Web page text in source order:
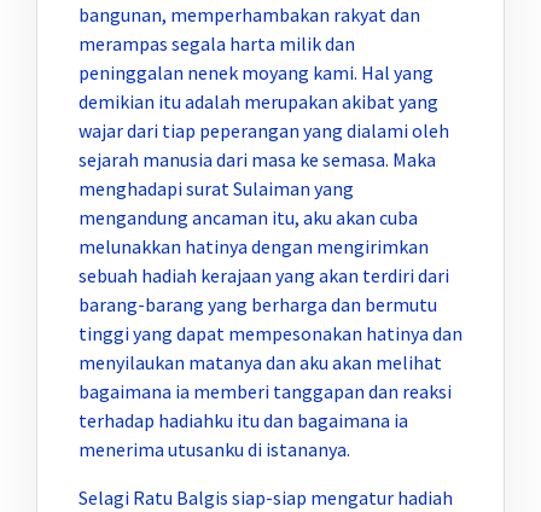
bangunan, memperhambakan rakyat dan
merampas segala harta milik dan
peninggalan nenek moyang kami. Hal yang
demikian itu adalah merupakan akibat yang
wajar dari tiap peperangan yang dialami oleh
sejarah manusia dari masa ke semasa. Maka
menghadapi surat Sulaiman yang
mengandung ancaman itu, aku akan cuba
melunakkan hatinya dengan mengirimkan
sebuah hadiah kerajaan yang akan terdiri dari
barang-barang yang berharga dan bermutu
tinggi yang dapat mempesonakan hatinya dan
menyilaukan matanya dan aku akan melihat
bagaimana ia memberi tanggapan dan reaksi
terhadap hadiahku itu dan bagaimana ia
menerima utusanku di istananya.
Selagi Ratu Balgis siap-siap mengatur hadiah